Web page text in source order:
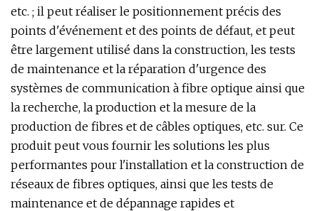
etc. ; il peut réaliser le positionnement précis des
points d'événement et des points de défaut, et peut
être largement utilisé dans la construction, les tests
de maintenance et la réparation d'urgence des
systèmes de communication à fibre optique ainsi que
la recherche, la production et la mesure de la
production de fibres et de câbles optiques, etc. sur. Ce
produit peut vous fournir les solutions les plus
performantes pour l'installation et la construction de
réseaux de fibres optiques, ainsi que les tests de
maintenance et de dépannage rapides et